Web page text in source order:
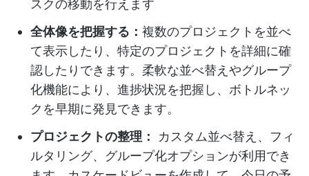
スクの移動を行えます
全体像を把握する： 複数のプロジェクトを並べ
て表示したり、特定のプロジェクトを詳細に確
認したりできます。柔軟な並べ替えやグループ
化機能により、進捗状況を把握し、ボトルネッ
クを早期に発見できます。
プロジェクトの整理：
カスタム並べ替え、フィ
ルタリング、グループ化オプションが利用でき